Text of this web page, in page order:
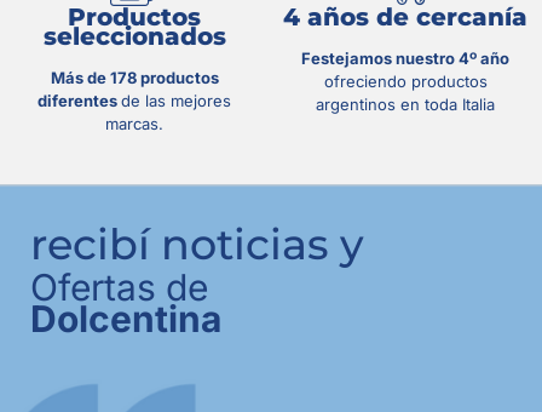
Productos
seleccionados
Más de 178 productos
diferentesde las mejores
marcas.
4 años de cercanía
Festejamos nuestro 4º año
ofreciendo productos
argentinos en toda Italia
recibí noticias y
Ofertas de
Dolcentina